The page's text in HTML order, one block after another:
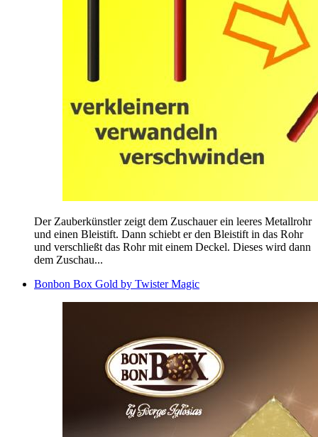
Der Zauberkünstler zeigt dem Zuschauer ein leeres Metallrohr
und einen Bleistift. Dann schiebt er den Bleistift in das Rohr
und verschließt das Rohr mit einem Deckel. Dieses wird dann
dem Zuschau...
Bonbon Box Gold by Twister Magic